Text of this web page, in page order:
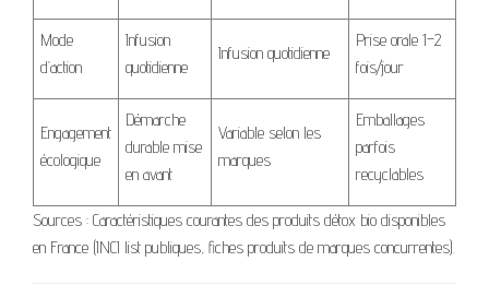
Mode
d’action
Infusion
quotidienne
Infusion quotidienne
Prise orale 1–2
fois/jour
Engagement
écologique
Démarche
durable mise
en avant
Variable selon les
marques
Emballages
parfois
recyclables
Sources : Caractéristiques courantes des produits détox bio disponibles
en France (INCI list publiques, fiches produits de marques concurrentes).